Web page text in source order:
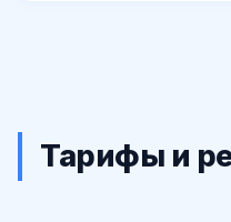
Тарифы и